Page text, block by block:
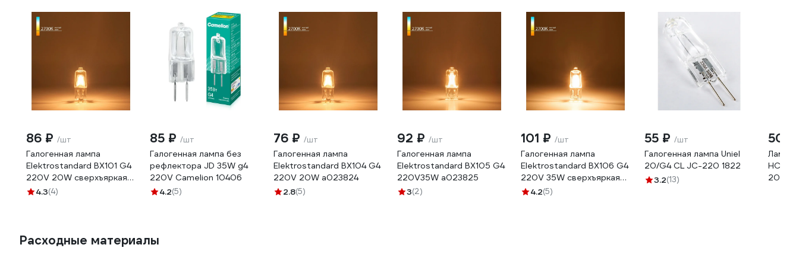
86 ₽ /шт
Галогенная лампа
Elektrostandard BХ101 G4
220V 20W сверхъяркая
a025174
4.3(4)
85 ₽ /шт
Галогенная лампа без
рефлектора JD 35W g4
220V Camelion 10406
4.2(5)
76 ₽ /шт
Галогенная лампа
Elektrostandard BХ104 G4
220V 20W a023824
2.8(5)
92 ₽ /шт
Галогенная лампа
Elektrostandard BХ105 G4
220V35W a023825
3(2)
101 ₽ /шт
Галогенная лампа
Elektrostandard BХ106 G4
220V 35W сверхъяркая
a025175
4.2(5)
55 ₽ /шт
Галогенная лампа Uniel
20/G4 CL JC-220 1822
3.2(13)
50 ₽
Лампа
HCS
20-
Расходные материалы